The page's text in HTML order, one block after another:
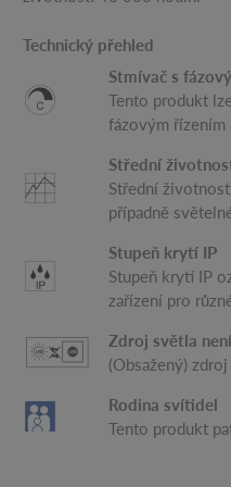
Technický přehled
Stmívač s
Tento produkt
fázovým řízením
Střední
Střední
případně
Stupeň krytí IP
Stupeň krytí IP
zařízení pro
Zdroj světla
(Obsažený)
Rodina svítidel
Tento produkt